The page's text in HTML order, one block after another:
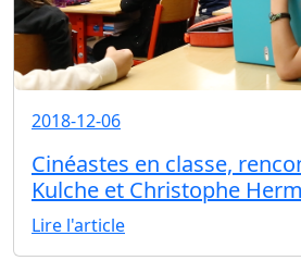
2018-12-06
Cinéastes en classe,
Kulche et Christophe
Lire l'article